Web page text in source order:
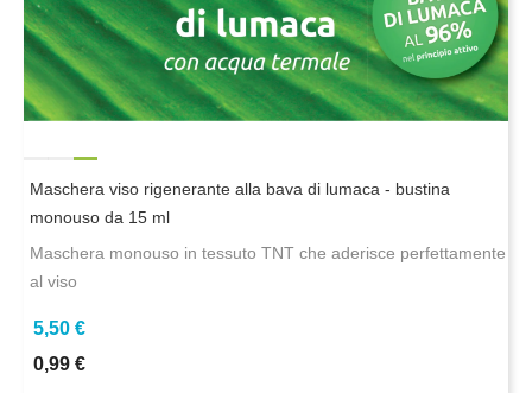
Maschera viso rigenerante alla bava di lumaca - bustina
monouso da 15 ml
Maschera monouso in tessuto TNT che aderisce perfettamente
al viso
5,50 €
0,99 €